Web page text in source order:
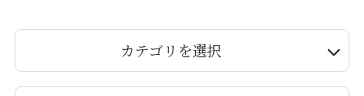
カテゴリを選択